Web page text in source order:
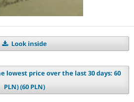
Look inside
lowest price over the last 30 days: 60
PLN) (60 PLN)